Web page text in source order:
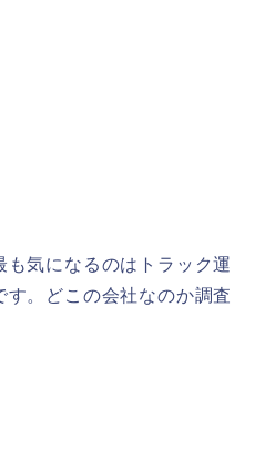
気になるのはトラック運
。どこの会社なのか調査